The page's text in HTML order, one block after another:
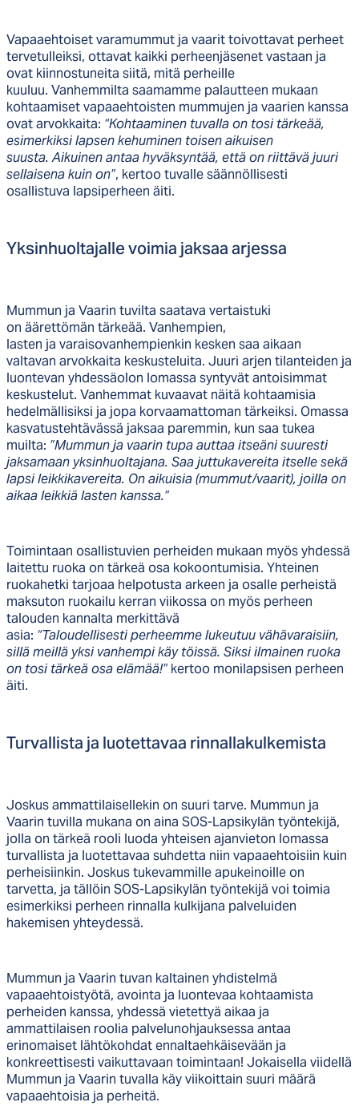
Vapaaehtoiset varamummut ja vaarit toivottavat perheet
tervetulleiksi, ottavat kaikki perheenjäsenet vastaan ja
ovat kiinnostuneita siitä, mitä perheille
kuuluu. Vanhemmilta saamamme palautteen mukaan
kohtaamiset vapaaehtoisten mummujen ja vaarien kanssa
ovat arvokkaita: “Kohtaaminen tuvalla on tosi tärkeää,
esimerkiksi lapsen kehuminen toisen aikuisen
suusta. Aikuinen antaa hyväksyntää, että on riittävä juuri
sellaisena kuin on”, kertoo tuvalle säännöllisesti
osallistuva lapsiperheen äiti.
Yk­sin­huol­ta­jal­le voi­mia jak­saa ar­jes­sa
Mummun ja Vaarin tuvilta saatava vertaistuki
on äärettömän tärkeää. Vanhempien,
lasten ja varaisovanhempienkin kesken saa aikaan
valtavan arvokkaita keskusteluita. Juuri arjen tilanteiden ja
luontevan yhdessäolon lomassa syntyvät antoisimmat
keskustelut. Vanhemmat kuvaavat näitä kohtaamisia
hedelmällisiksi ja jopa korvaamattoman tärkeiksi. Omassa
kasvatustehtävässä jaksaa paremmin, kun saa tukea
muilta: ”Mummun ja vaarin tupa auttaa itseäni suuresti
jaksamaan yksinhuoltajana. Saa juttukavereita itselle sekä
lapsi leikkikavereita. On aikuisia (mummut/vaarit), joilla on
aikaa leikkiä lasten kanssa.”
Toimintaan osallistuvien perheiden mukaan myös yhdessä
laitettu ruoka on tärkeä osa kokoontumisia. Yhteinen
ruokahetki tarjoaa helpotusta arkeen ja osalle perheistä
maksuton ruokailu kerran viikossa on myös perheen
talouden kannalta merkittävä
asia: “Taloudellisesti perheemme lukeutuu vähävaraisiin,
sillä meillä yksi vanhempi käy töissä. Siksi ilmainen ruoka
on tosi tärkeä osa elämää!” kertoo monilapsisen perheen
äiti.
Tur­val­lis­ta ja luo­tet­ta­vaa rin­nal­la­kul­ke­mis­ta
Joskus ammattilaisellekin on suuri tarve. Mummun ja
Vaarin tuvilla mukana on aina SOS-Lapsikylän työntekijä,
jolla on tärkeä rooli luoda yhteisen ajanvieton lomassa
turvallista ja luotettavaa suhdetta niin vapaaehtoisiin kuin
perheisiinkin. Joskus tukevammille apukeinoille on
tarvetta, ja tällöin SOS-Lapsikylän työntekijä voi toimia
esimerkiksi perheen rinnalla kulkijana palveluiden
hakemisen yhteydessä.
Mummun ja Vaarin tuvan kaltainen yhdistelmä
vapaaehtoistyötä, avointa ja luontevaa kohtaamista
perheiden kanssa, yhdessä vietettyä aikaa ja
ammattilaisen roolia palvelunohjauksessa antaa
erinomaiset lähtökohdat ennaltaehkäisevään ja
konkreettisesti vaikuttavaan toimintaan! Jokaisella viidellä
Mummun ja Vaarin tuvalla käy viikoittain suuri määrä
vapaaehtoisia ja perheitä.